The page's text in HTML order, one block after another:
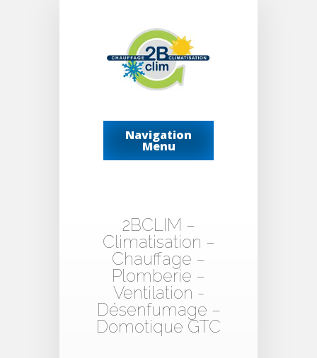
Navigation
Menu
2BCLIM –
Climatisation –
Chauffage –
Plomberie –
Ventilation -
Désenfumage –
Domotique GTC